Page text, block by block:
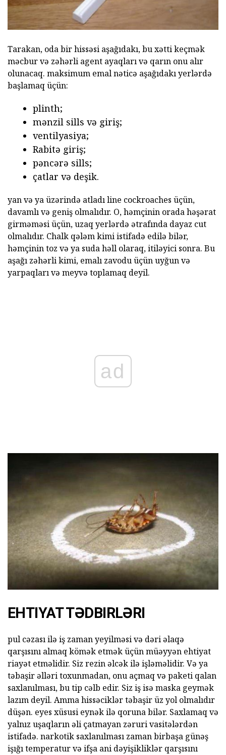
Tarakan, oda bir hissəsi aşağıdakı, bu xətti keçmək
məcbur və zəhərli agent ayaqları və qarın onu alır
olunacaq. maksimum emal nəticə aşağıdakı yerlərdə
başlamaq üçün:
plinth;
mənzil sills və giriş;
ventilyasiya;
Rabitə giriş;
pəncərə sills;
çatlar və deşik.
yan və ya üzərində atladı line cockroaches üçün,
davamlı və geniş olmalıdır. O, həmçinin orada həşərat
girməməsi üçün, uzaq yerlərdə ətrafında dayaz cut
olmalıdır. Chalk qələm kimi istifadə edilə bilər,
həmçinin toz və ya suda həll olaraq, itiləyici sonra. Bu
aşağı zəhərli kimi, emalı zavodu üçün uyğun və
yarpaqları və meyvə toplamaq deyil.
ad
EHTIYAT TƏDBIRLƏRI
pul cəzası ilə iş zaman yeyilməsi və dəri əlaqə
qarşısını almaq kömək etmək üçün müəyyən ehtiyat
riayət etməlidir. Siz rezin əlcək ilə işləməlidir. Və ya
təbaşir əlləri toxunmadan, onu açmaq və paketi qalan
saxlanılması, bu tip cəlb edir. Siz iş isə maska geymək
lazım deyil. Amma hissəciklər təbaşir üz yol olmalıdır
düşən. eyes xüsusi eynək ilə qoruna bilər. Saxlamaq və
yalnız uşaqların əli çatmayan zəruri vasitələrdən
istifadə. narkotik saxlanılması zaman birbaşa günəş
işığı temperatur və ifşa ani dəyişikliklər qarşısını